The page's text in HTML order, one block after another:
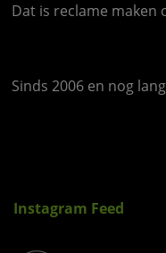
Dat is reclame maken
Sinds 2006 en nog
Instagram Feed